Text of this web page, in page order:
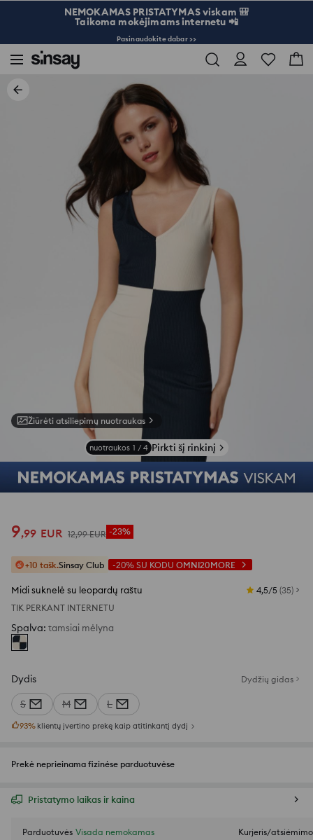
NEMOKAMAS PRISTATYMAS viskam 🎒
Taikoma mokėjimams internetu 📲
Pasinaudokite dabar >>
Žiūrėti atsiliepimų nuotraukas
nuotraukos 1 / 4 Pirkti šį rinkinį
9,99 EUR 12,99 EUR -23%
+10 tašk.Sinsay Club -20% SU KODU OMNI20MORE
Midi suknelė su leopardų raštu 4,5/5 (35)
TIK PERKANT INTERNETU
Spalva: tamsiai mėlyna
Dydis Dydžių gidas
S M L
93% klientų įvertino prekę kaip atitinkantį dydį
Prekė neprieinama fizinėse parduotuvėse
Pristatymo laikas ir kaina
Parduotuvės Visada nemokamas
Kurjeris/